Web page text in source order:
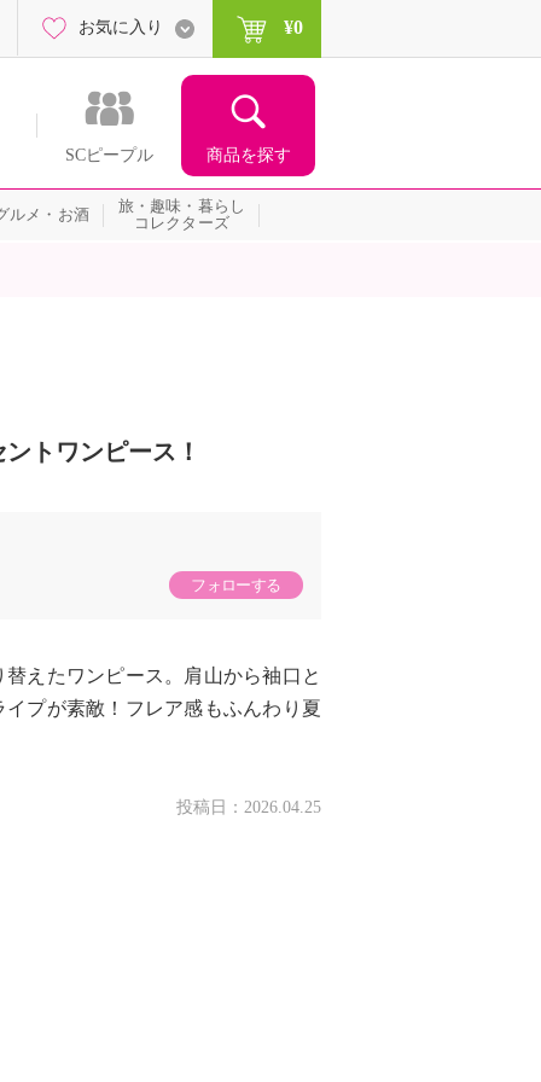
SCピープル 商品を探す
お気に入り ¥0
ルメ・お酒
旅・趣味・暮らし
コレクターズ
トワンピース！
フォローする
えたワンピース。肩山から袖口と
プが素敵！フレア感もふんわり夏
投稿日： 2026.04.25